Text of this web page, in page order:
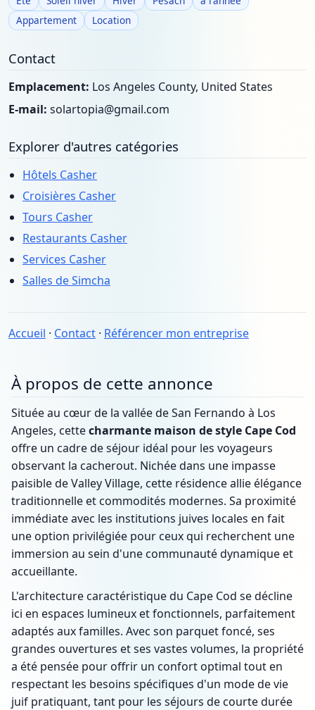
Appartement
Location
Contact
Emplacement: Los Angeles County, United States
E-mail: solartopia@gmail.com
Explorer d'autres catégories
Hôtels Casher
Croisières Casher
Tours Casher
Restaurants Casher
Services Casher
Salles de Simcha
Accueil · Contact · Référencer mon entreprise
À propos de cette annonce
Située au cœur de la vallée de San Fernando à Los
Angeles, cettecharmante maison de style Cape Cod
offre un cadre de séjour idéal pour les voyageurs
observant la cacherout. Nichée dans une impasse
paisible de Valley Village, cette résidence allie élégance
traditionnelle et commodités modernes. Sa proximité
immédiate avec les institutions juives locales en fait
une option privilégiée pour ceux qui recherchent une
immersion au sein d'une communauté dynamique et
accueillante.
L'architecture caractéristique du Cape Cod se décline
ici en espaces lumineux et fonctionnels, parfaitement
adaptés aux familles. Avec son parquet foncé, ses
grandes ouvertures et ses vastes volumes, la propriété
a été pensée pour offrir un confort optimal tout en
respectant les besoins spécifiques d'un mode de vie
juif pratiquant, tant pour les séjours de courte durée